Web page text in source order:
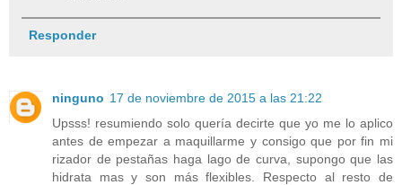
Responder
ninguno 17 de noviembre de 2015 a las 21:22
Upsss! resumiendo solo quería decirte que yo me lo aplico
antes de empezar a maquillarme y consigo que por fin mi
rizador de pestañas haga lago de curva, supongo que las
hidrata mas y son más flexibles. Respecto al resto de